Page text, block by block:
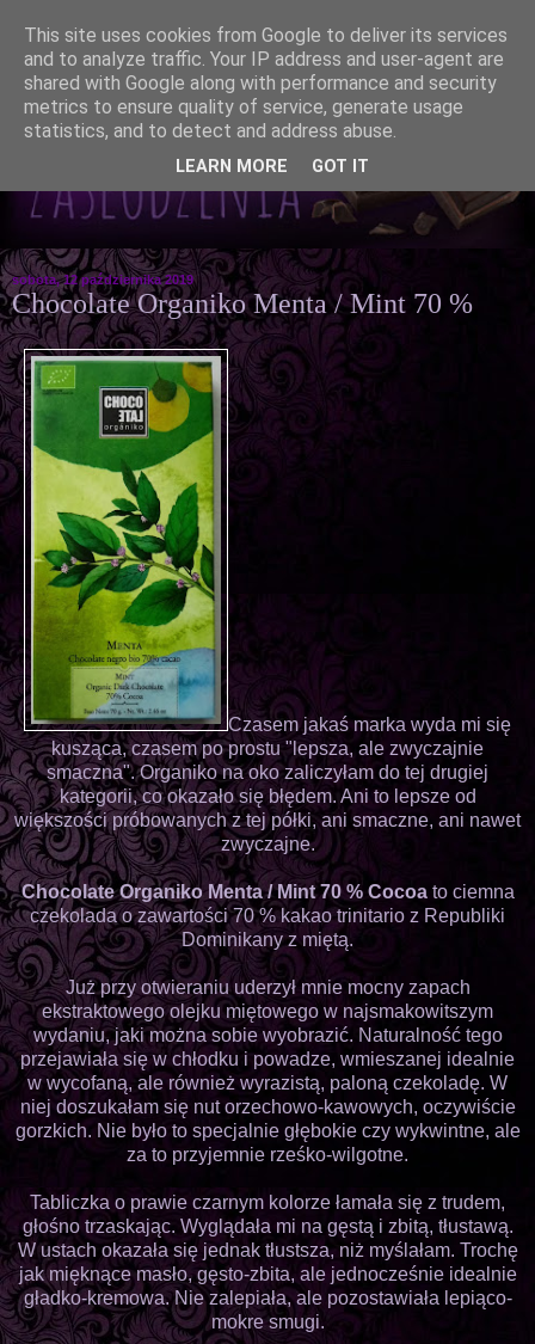
sobota, 12 października 2019
Chocolate Organiko Menta / Mint 70 %
Czasem jakaś marka wyda mi się
kusząca, czasem po prostu "lepsza, ale zwyczajnie
smaczna". Organiko na oko zaliczyłam do tej drugiej
kategorii, co okazało się błędem. Ani to lepsze od
większości próbowanych z tej półki, ani smaczne, ani nawet
zwyczajne.
Chocolate Organiko Menta / Mint 70 % Cocoato ciemna
czekolada o zawartości 70 % kakao trinitario z Republiki
Dominikany z miętą.
Już przy otwieraniu uderzył mnie mocny zapach
ekstraktowego olejku miętowego w najsmakowitszym
wydaniu, jaki można sobie wyobrazić. Naturalność tego
przejawiała się w chłodku i powadze, wmieszanej idealnie
w wycofaną, ale również wyrazistą, paloną czekoladę. W
niej doszukałam się nut orzechowo-kawowych, oczywiście
gorzkich. Nie było to specjalnie głębokie czy wykwintne, ale
za to przyjemnie rześko-wilgotne.
Tabliczka o prawie czarnym kolorze łamała się z trudem,
głośno trzaskając. Wyglądała mi na gęstą i zbitą, tłustawą.
W ustach okazała się jednak tłustsza, niż myślałam. Trochę
jak mięknące masło, gęsto-zbita, ale jednocześnie idealnie
gładko-kremowa. Nie zalepiała, ale pozostawiała lepiąco-
mokre smugi.
This site uses cookies from Google to deliver its services
and to analyze traffic. Your IP address and user-agent are
shared with Google along with performance and security
metrics to ensure quality of service, generate usage
statistics, and to detect and address abuse.
LEARN MORE GOT IT